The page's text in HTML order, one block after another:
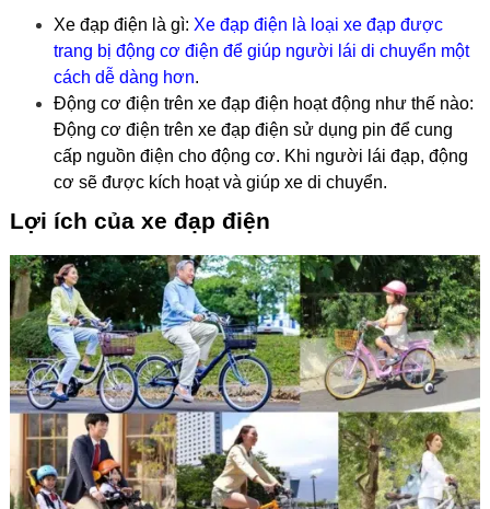
Xe đạp điện là gì: Xe đạp điện là loại xe đạp được
trang bị động cơ điện để giúp người lái di chuyển một
cách dễ dàng hơn.
Động cơ điện trên xe đạp điện hoạt động như thế nào:
Động cơ điện trên xe đạp điện sử dụng pin để cung
cấp nguồn điện cho động cơ. Khi người lái đạp, động
cơ sẽ được kích hoạt và giúp xe di chuyển.
Lợi ích của xe đạp điện